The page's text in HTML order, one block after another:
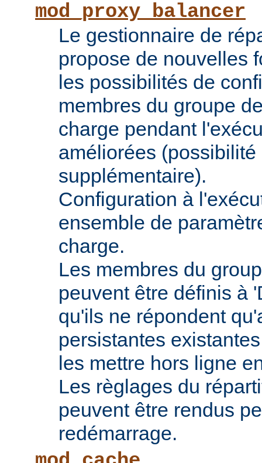
mod_proxy_balancer
Le gestionnaire de
propose de nouvelles
les possibilités de
membres du groupe
charge pendant
améliorées
supplémentaire).
Configuration à
ensemble de
charge.
Les membres du
peuvent être définis à
qu'ils ne répondent
persistantes
les mettre hors ligne
Les règlages du
peuvent être rendus
redémarrage.